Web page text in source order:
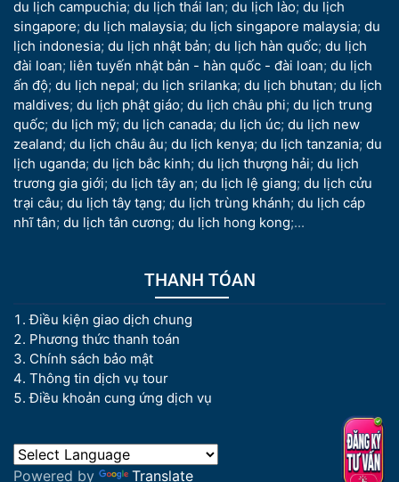
du lịch campuchia; du lịch thái lan; du lịch lào; du lịch
singapore; du lịch malaysia; du lịch singapore malaysia; du
lịch indonesia; du lịch nhật bản; du lịch hàn quốc; du lịch
đài loan; liên tuyến nhật bản - hàn quốc - đài loan; du lịch
ấn độ; du lịch nepal; du lịch srilanka; du lịch bhutan; du lịch
maldives; du lịch phật giáo; du lịch châu phi; du lịch trung
quốc; du lịch mỹ; du lịch canada; du lịch úc; du lịch new
zealand; du lịch châu âu; du lịch kenya; du lịch tanzania; du
lịch uganda; du lịch bắc kinh; du lịch thượng hải; du lịch
trương gia giới; du lịch tây an; du lịch lệ giang; du lịch cửu
trại câu; du lịch tây tạng; du lịch trùng khánh; du lịch cáp
nhĩ tân; du lịch tân cương; du lịch hong kong;...
THANH TÓAN
Điều kiện giao dịch chung
Phương thức thanh toán
Chính sách bảo mật
Thông tin dịch vụ tour
Điều khoản cung ứng dịch vụ
Powered by Translate